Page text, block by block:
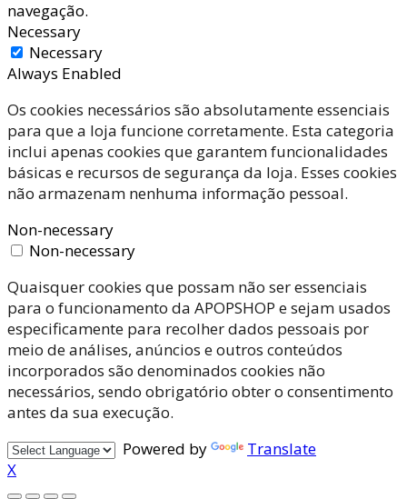
navegação.
Necessary
Necessary
Always Enabled
Os cookies necessários são absolutamente essenciais
para que a loja funcione corretamente. Esta categoria
inclui apenas cookies que garantem funcionalidades
básicas e recursos de segurança da loja. Esses cookies
não armazenam nenhuma informação pessoal.
Non-necessary
Non-necessary
Quaisquer cookies que possam não ser essenciais
para o funcionamento da APOPSHOP e sejam usados
especificamente para recolher dados pessoais por
meio de análises, anúncios e outros conteúdos
incorporados são denominados cookies não
necessários, sendo obrigatório obter o consentimento
antes da sua execução.
Powered by
Translate
X